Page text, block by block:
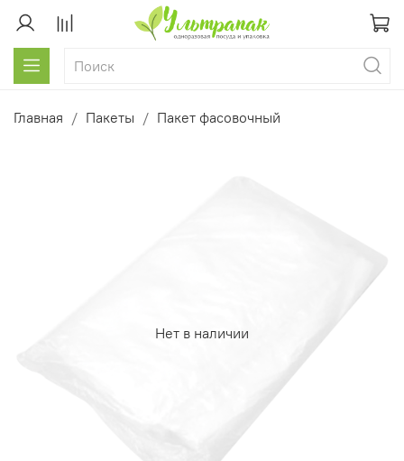
Главная Пакеты Пакет фасовочный
Нет в наличии